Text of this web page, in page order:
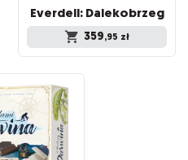
Everdell: Dalekobrzeg
359,95 zł